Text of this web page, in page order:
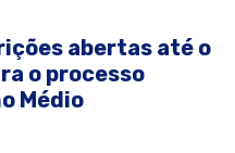
abertas até o
o processo
Médio